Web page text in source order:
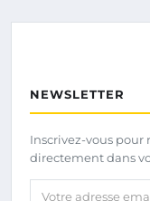
NEWSLETTER
Inscrivez-vous pour
directement dans
Votre adresse